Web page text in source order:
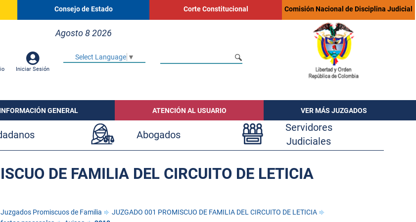
Consejo de Estado Corte Constitucional Comisión Nacional de Disciplina Judicial
Agosto 8 2026
Iniciar Sesión
Select Language ▼
INFORMACIÓN GENERAL ATENCIÓN AL USUARIO VER MÁS JUZGADOS
Abogados
Servidores
Judiciales
DE FAMILIA DEL CIRCUITO DE LETICIA
Juzgados Promiscuos de Familia
JUZGADO 001 PROMISCUO DE FAMILIA DEL CIRCUITO DE LETICIA